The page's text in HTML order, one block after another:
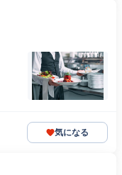
気になる